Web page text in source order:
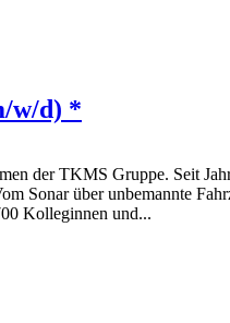
w/d) *
der TKMS Gruppe. Seit
Sonar über unbemannte
Kolleginnen und...